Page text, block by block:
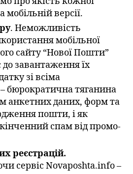
мобільній версії.
. Неможливість
мобільної
сайту “Нової Пошти”
завантаження їх
зі всіма
бюрократична тяганина
анкетних даних, форм та
пошти, і як
спам від промо-
реєстрацій.
сервіс Novaposhta.info –